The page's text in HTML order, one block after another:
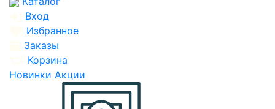
Вход
Избранное
Заказы
Корзина
Новинки Акции